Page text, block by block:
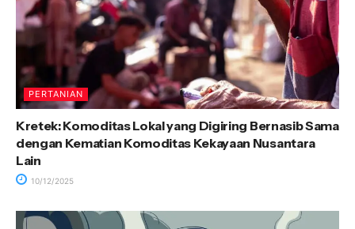
PERTANIAN
Kretek: Komoditas Lokal yang Digiring Bernasib Sama
dengan Kematian Komoditas Kekayaan Nusantara
Lain
10/12/2025